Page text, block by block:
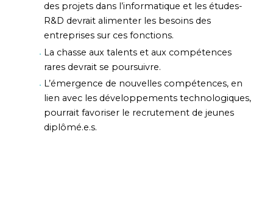
des projets dans l’informatique et les études-
R&D devrait alimenter les besoins des
entreprises sur ces fonctions.
La chasse aux talents et aux compétences
rares devrait se poursuivre.
L’émergence de nouvelles compétences, en
lien avec les développements technologiques,
pourrait favoriser le recrutement de jeunes
diplômé.e.s.